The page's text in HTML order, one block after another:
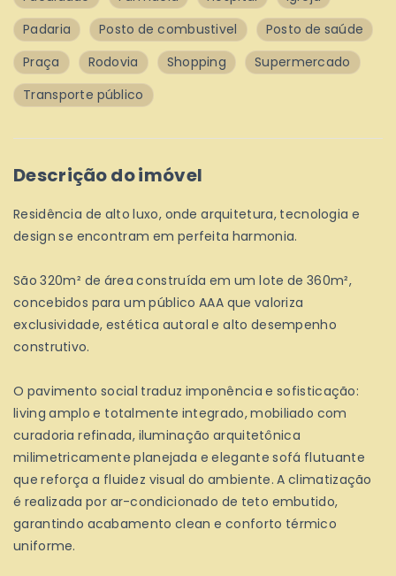
Padaria
Posto de combustivel
Posto de saúde
Praça
Rodovia Shopping
Supermercado
Transporte público
Descrição do imóvel
Residência de alto luxo, onde arquitetura, tecnologia e
design se encontram em perfeita harmonia.
São 320m² de área construída em um lote de 360m²,
concebidos para um público AAA que valoriza
exclusividade, estética autoral e alto desempenho
construtivo.
O pavimento social traduz imponência e sofisticação:
living amplo e totalmente integrado, mobiliado com
curadoria refinada, iluminação arquitetônica
milimetricamente planejada e elegante sofá flutuante
que reforça a fluidez visual do ambiente. A climatização
é realizada por ar-condicionado de teto embutido,
garantindo acabamento clean e conforto térmico
uniforme.